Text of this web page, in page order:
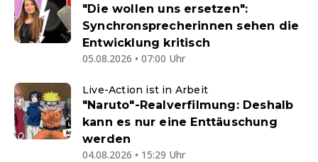
"Die wollen uns ersetzen":
Synchronsprecherinnen sehen die
Entwicklung kritisch
05.08.2026 • 07:00 Uhr
Live-Action ist in Arbeit
"Naruto"-Realverfilmung: Deshalb
kann es nur eine Enttäuschung
werden
04.08.2026 • 15:29 Uhr